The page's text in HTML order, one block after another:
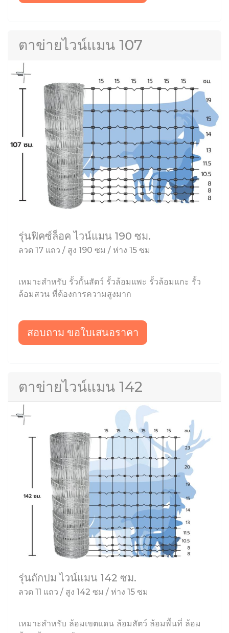
ตาข่ายไวน์แมน 107
รุ่นฟิคซ์ล็อค ไวน์แมน 190 ซม.
ลวด 17 แถว / สูง 190 ซม / ห่าง 15 ซม
เหมาะสำหรับ รั้วกั้นสัตว์ รั้วล้อมแพะ รั้วล้อมแกะ รั้ว
ล้อมสวน ที่ต้องการความสูงมาก
สอบถาม ขอใบเสนอราคา
ตาข่ายไวน์แมน 142
รุ่นถักปม ไวน์แมน 142 ซม.
ลวด 11 แถว / สูง 142 ซม / ห่าง 15 ซม
เหมาะสำหรับ ล้อมเขตแดน ล้อมสัตว์ ล้อมพื้นที่ ล้อม